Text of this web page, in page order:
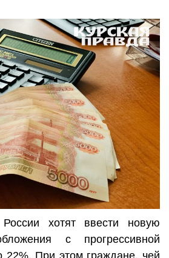
хотят ввести новую
с прогрессивной
22%. При этом граждане, чей